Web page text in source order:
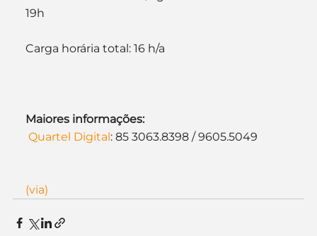
19h
Carga horária total: 16 h/a
Maiores informações:
Quartel Digital: 85 3063.8398 / 9605.5049
(via)